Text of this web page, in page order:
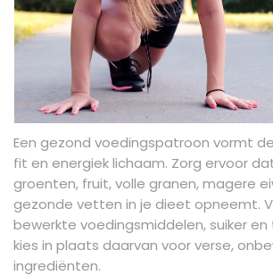
Een gezond voedingspatroon vormt
fit en energiek lichaam. Zorg ervoor
groenten, fruit, volle granen, magere
gezonde vetten in je dieet opneemt.
bewerkte voedingsmiddelen, suiker
kies in plaats daarvan voor verse,
ingrediënten.